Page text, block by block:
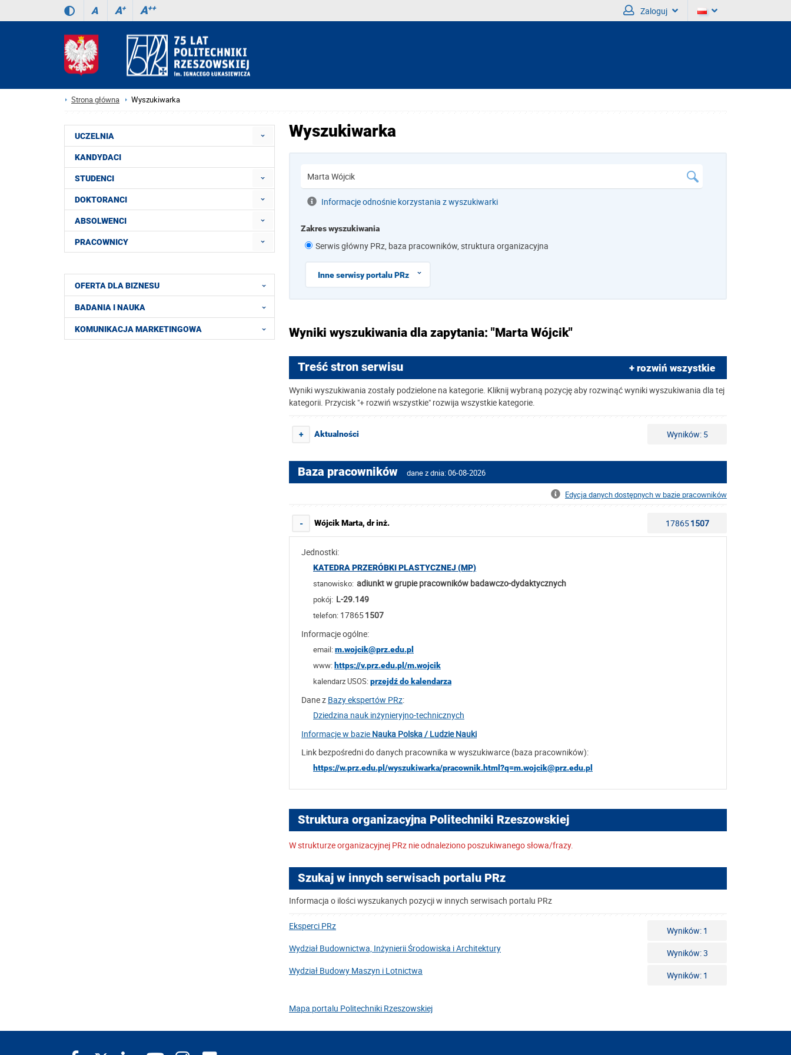
A A+ A++ Zaloguj
Strona główna Wyszukiwarka
Wyszukiwarka
Informacje odnośnie korzystania z wyszukiwarki
Zakres wyszukiwania
Serwis główny PRz, baza pracowników, struktura organizacyjna
Inne serwisy portalu PRz
Wyniki wyszukiwania dla zapytania: "Marta Wójcik"
Treść stron serwisu + rozwiń wszystkie
Wyniki wyszukiwania zostały podzielone na kategorie. Kliknij wybraną pozycję aby rozwinąć wyniki wyszukiwania dla tej
kategorii. Przycisk "+ rozwiń wszystkie" rozwija wszystkie kategorie.
+ Aktualności Wyników: 5
Baza pracowników dane z dnia: 06-08-2026
Edycja danych dostępnych w bazie pracowników
- Wójcik Marta, dr inż. 178651507
Jednostki:
KATEDRA PRZERÓBKI PLASTYCZNEJ (MP)
stanowisko: adiunkt w grupie pracowników badawczo-dydaktycznych
pokój: L-29.149
telefon: 178651507
Informacje ogólne:
email:m.wojcik@prz.edu.pl
www: https://v.prz.edu.pl/m.wojcik
kalendarz USOS:przejdź do kalendarza
Dane z Bazy ekspertów PRz:
Dziedzina nauk inżynieryjno-technicznych
Informacje w bazie Nauka Polska / Ludzie Nauki
Link bezpośredni do danych pracownika w wyszukiwarce (baza pracowników):
https://w.prz.edu.pl/wyszukiwarka/pracownik.html?q=m.wojcik@prz.edu.pl
Struktura organizacyjna Politechniki Rzeszowskiej
W strukturze organizacyjnej PRz nie odnaleziono poszukiwanego słowa/frazy.
Szukaj w innych serwisach portalu PRz
Informacja o ilości wyszukanych pozycji w innych serwisach portalu PRz
Eksperci PRz
Wyników: 1
Wydział Budownictwa, Inżynierii Środowiska i Architektury
Wyników: 3
Wydział Budowy Maszyn i Lotnictwa
Wyników: 1
Mapa portalu Politechniki Rzeszowskiej
UCZELNIA
KANDYDACI
STUDENCI
DOKTORANCI
ABSOLWENCI
PRACOWNICY
OFERTA DLA BIZNESU
BADANIA I NAUKA
KOMUNIKACJA MARKETINGOWA